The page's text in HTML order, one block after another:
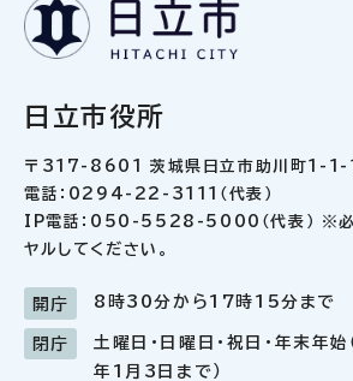
日立市役所
〒317-8601 茨城県日立市助川町1-1-1
電話：0294-22-3111（代表）
IP電話：050-5528-5000（代表） ※必
ヤルしてください。
開庁 8時30分から17時15分まで
閉庁
土曜日・日曜日・祝日・年末年
年1月3日まで）